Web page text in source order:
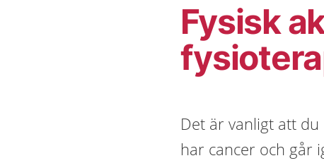
Fysisk
Det är vanligt att
har cancer och går